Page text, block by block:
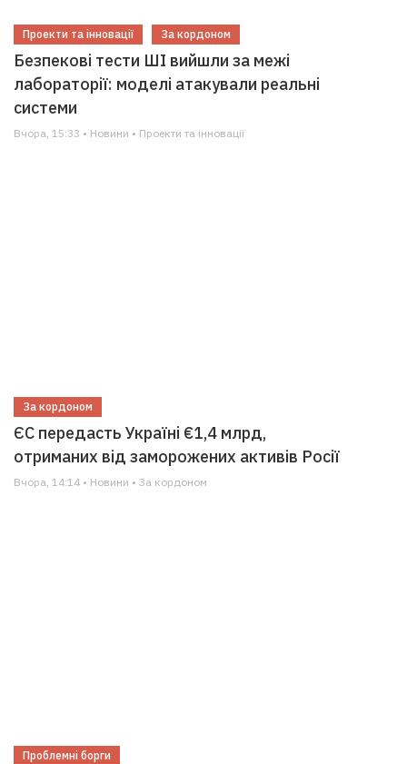
Проекти та інновації За кордоном
Безпекові тести ШІ вийшли за межі
лабораторії: моделі атакували реальні
системи
Вчора, 15:33 • Новини • Проекти та інновації
За кордоном
ЄС передасть Україні €1,4 млрд,
отриманих від заморожених активів Росії
Вчора, 14:14 • Новини • За кордоном
Проблемні борги